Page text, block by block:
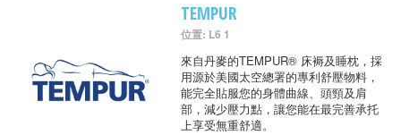
TEMPUR
位置: L6 1
來自丹麥的TEMPUR® 床褥及睡枕，採
用源於美國太空總署的專利舒壓物料，
能完全貼服您的身體曲線、頭頸及肩
部，減少壓力點，讓您能在最完善承托
上享受無重舒適。